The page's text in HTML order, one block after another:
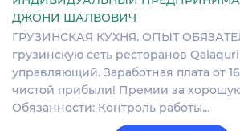
ДЖОНИ ШАЛВОВИЧ
ГРУЗИНСКАЯ КУХНЯ. ОПЫТ
грузинскую сеть ресторанов
управляющий. Заработная плата от
чистой прибыли! Премии за
Обязанности: Контроль работы…